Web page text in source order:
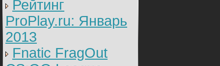
Рейтинг
ProPlay.ru: Январь
2013
Fnatic FragOut